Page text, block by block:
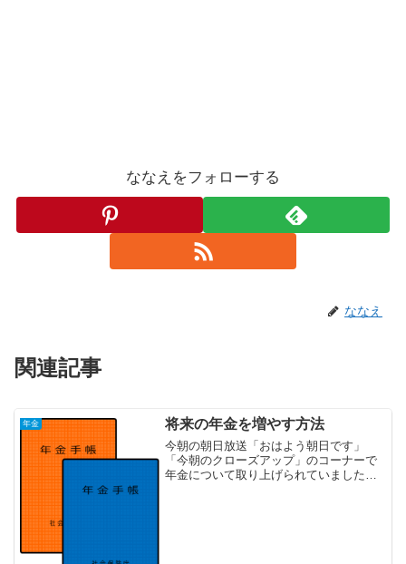
ななえをフォローする
ななえ
関連記事
年金 将来の年金を増やす方法
今朝の朝日放送「おはよう朝日です」
「今朝のクローズアップ」のコーナーで
年金について取り上げられていました。